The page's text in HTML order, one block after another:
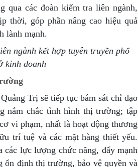
qua các đoàn kiểm tra liên ngành,
thời, góp phần nâng cao hiệu quả
lành mạnh.
ngành kết hợp tuyên truyền phổ
kinh doanh
Trị sẽ tiếp tục bám sát chỉ đạo
nắm chắc tình hình thị trường; tập
vi phạm, nhất là hoạt động thương
trí tuệ và các mặt hàng thiết yếu.
lực lượng chức năng, đẩy mạnh
ổn định thị trường, bảo vệ quyền và